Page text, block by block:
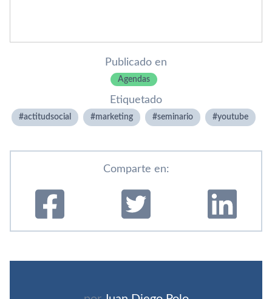
Publicado en
Agendas
Etiquetado
actitudsocial marketing seminario youtube
Comparte en: